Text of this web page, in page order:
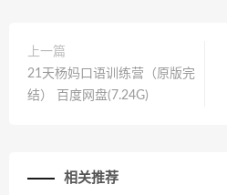
上一篇
21天杨妈口语训练营（原版完
结） 百度网盘(7.24G)
相关推荐